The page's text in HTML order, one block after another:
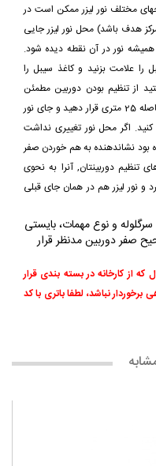
مختلف نور لیزر ممکن است در
هدف باشد) محل نور لیزر جایی
نور در آن نقطه دیده شود.
را علامت بزنید و کاغذ سیبل را
از تنظیم بودن دوربین مطمئن
شوید, بدون نیاز به شلیک مجددا سیبل را در فاصله 25 متری قرار دهید و جای نور
کنید. اگر محل نور تغییری نداشت
بود نشاندهنده به هم خوردن صفر
تنظیم دوربینتان, آنرا به نحوی
و نور لیزر هم در همان جای قبلی
سرگلوله و نوع مهمات، بایستی
صفر دوربین مدنظر قرار
از کارخانه در بسته بندی قرار
نباشد، لطفا باتری با کد